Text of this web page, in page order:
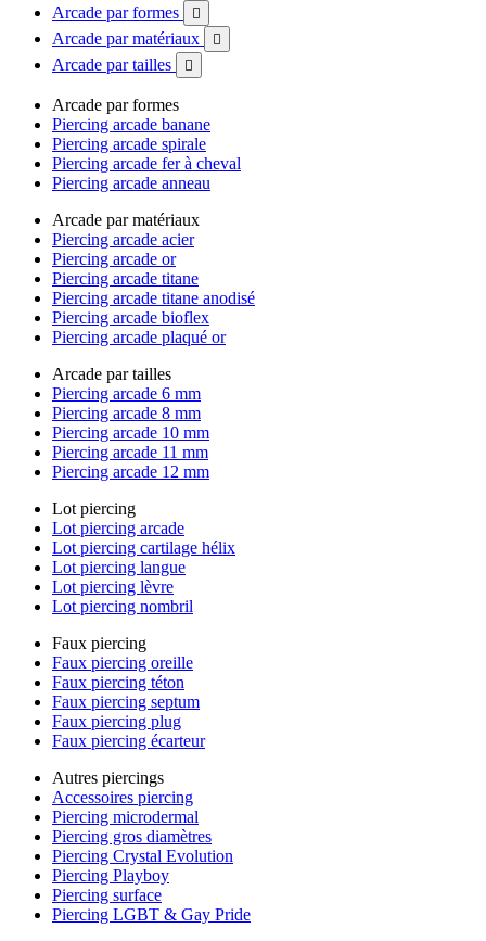
Arcade par formes

Arcade par matériaux 
Arcade par tailles 
Arcade par formes
Piercing arcade banane
Piercing arcade spirale
Piercing arcade fer à cheval
Piercing arcade anneau
Arcade par matériaux
Piercing arcade acier
Piercing arcade or
Piercing arcade titane
Piercing arcade titane anodisé
Piercing arcade bioflex
Piercing arcade plaqué or
Arcade par tailles
Piercing arcade 6 mm
Piercing arcade 8 mm
Piercing arcade 10 mm
Piercing arcade 11 mm
Piercing arcade 12 mm
Lot piercing
Lot piercing arcade
Lot piercing cartilage hélix
Lot piercing langue
Lot piercing lèvre
Lot piercing nombril
Faux piercing
Faux piercing oreille
Faux piercing téton
Faux piercing septum
Faux piercing plug
Faux piercing écarteur
Autres piercings
Accessoires piercing
Piercing microdermal
Piercing gros diamètres
Piercing Crystal Evolution
Piercing Playboy
Piercing surface
Piercing LGBT & Gay Pride